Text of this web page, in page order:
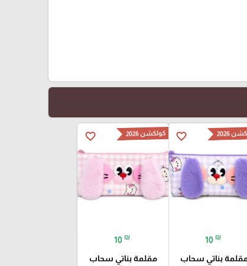
favorite_border 2026
10 ₪
بناتي سحاب
favorite_border كولكشن 2026
10 ₪
مقلمة بناتي سحاب